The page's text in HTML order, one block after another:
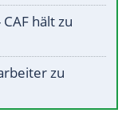
hält zu
zu